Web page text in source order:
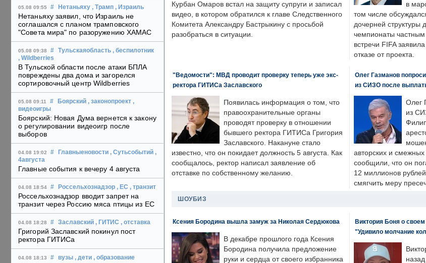
05.08 09:55 # Нетаньяху , Трамп , Израиль
Нетаньяху заявил, что Израиль не
соглашался с планом трамповского
"Совета мира" по разоружению ХАМАС
05.08 09:38 # Тульскаяобласть , беспилотник
, Wildberries
В Тульской области после атаки БПЛА
повреждены два дома и загорелся
сортировочный центр Wildberries
05.08 09:11 # Боярский , законопроект ,
видеоигры
Боярский: Новая Дума вернется к закону
о регулировании видеоигр после
выборов
04.08 19:02 # Главныеновости , Сутьсобытий ,
4августа
Главные события к вечеру 4 августа
04.08 18:54 # Россельхознадзор , ЕС , транзит
Россельхознадзор вводит запрет на
транзит через Россию мяса птицы из ЕС
04.08 18:28 # Заславский , ГИТИС , отставка
Григорий Заславский покинул пост
ректора ГИТИСа
04.08 18:13 # вузы , дети , образование
Курбан Омаров встал на защиту супруги и записал
видео, в котором обратился к главе Следственного
Комитета Александру Бастрыкину с просьбой
разобраться в ситуации.
в
том числе
дочерней структуры
чемпионаты
встречи FIFA
отказе от проекта.
"Ведомости": МВД проводит проверку теперь уже экс-
ректора ГИТИСа Заславского
Появилась информация о том, что
правоохранительные органы
проводят проверку в отношении
бывшего ректора ГИТИСа Григория
Заславского. Накануне стало
известно, что он покидает должность 5 августа. Как
сообщалось, ректор написал заявление об
отставке по собственному желанию.
Олег Газманов
из СИЗО после
Олег
из
авторских и
сообщили, что он
12 миллионов
смягчить меру
ШОУБИЗ
Ксения Бородина вышла замуж за Николая Сердюкова
В декабре прошлого года Ксения
Бородина получила предложение
руки и сердца от своего избранника
Виктория Боня о
"Удивило молчание